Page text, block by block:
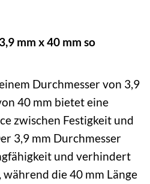
mm x 40 mm so
Durchmesser von 3,9
40 mm bietet eine
zwischen Festigkeit und
3,9 mm Durchmesser
und verhindert
die 40 mm Länge